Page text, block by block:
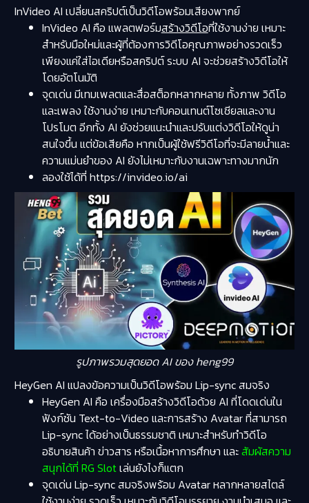
InVideo AI เปลี่ยนสคริปต์เป็นวิดีโอพร้อมเสียงพากย์
InVideo AI คือ แพลตฟอร์มสร้างวิดีโอที่ใช้งานง่าย เหมาะ
สำหรับมือใหม่และผู้ที่ต้องการวิดีโอคุณภาพอย่างรวดเร็ว
เพียงแค่ใส่ไอเดียหรือสคริปต์ ระบบ AI จะช่วยสร้างวิดีโอให้
โดยอัตโนมัติ
จุดเด่น มีเทมเพลตและสื่อสต็อกหลากหลาย ทั้งภาพ วิดีโอ
และเพลง ใช้งานง่าย เหมาะกับคอนเทนต์โซเชียลและงาน
โปรโมต อีกทั้ง AI ยังช่วยแนะนำและปรับแต่งวิดีโอให้ดูน่า
สนใจขึ้น แต่ข้อเสียคือ หากเป็นผู้ใช้ฟรีวิดีโอที่จะมีลายน้ำและ
ความแม่นยำของ AI ยังไม่เหมาะกับงานเฉพาะทางมากนัก
ลองใช้ได้ที่ https://invideo.io/ai
รูปภาพรวมสุดยอด AI ของ heng99
HeyGen AI แปลงข้อความเป็นวิดีโอพร้อม Lip-sync สมจริง
HeyGen AI คือ เครื่องมือสร้างวิดีโอด้วย AI ที่โดดเด่นใน
ฟังก์ชัน Text-to-Video และการสร้าง Avatar ที่สามารถ
Lip-sync ได้อย่างเป็นธรรมชาติ เหมาะสำหรับทำวิดีโอ
อธิบายสินค้า ข่าวสาร หรือเนื้อหาการศึกษา และสัมผัสความ
สนุกได้ที่ RG Slotเล่นยังไงก็แตก
จุดเด่น Lip-sync สมจริงพร้อม Avatar หลากหลายสไตล์